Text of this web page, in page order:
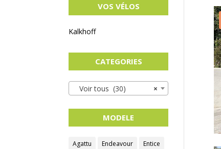
VOS VÉLOS
Kalkhoff
CATEGORIES
×
Voir tous (30)
MODELE
Agattu Endeavour
Entice